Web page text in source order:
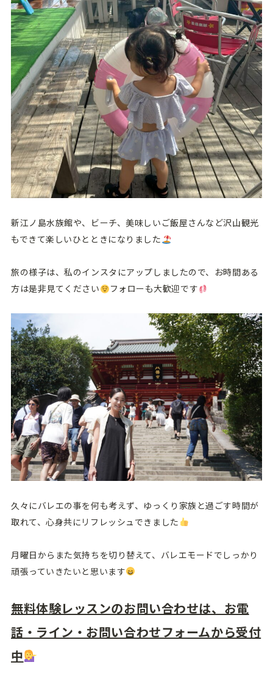
新江ノ島水族館や、ビーチ、美味しいご飯屋さんなど沢山観光
もできて楽しいひとときになりました
旅の様子は、私のインスタにアップしましたので、お時間ある
方は是非見てください
フォローも大歓迎です
久々にバレエの事を何も考えず、ゆっくり家族と過ごす時間が
取れて、心身共にリフレッシュできました
月曜日からまた気持ちを切り替えて、バレエモードでしっかり
頑張っていきたいと思います
無料体験レッスンのお問い合わせは、お電
話・ライン・お問い合わせフォームから受付
中